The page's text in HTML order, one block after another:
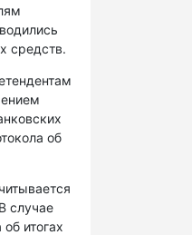
средств.
об
случае
итогах